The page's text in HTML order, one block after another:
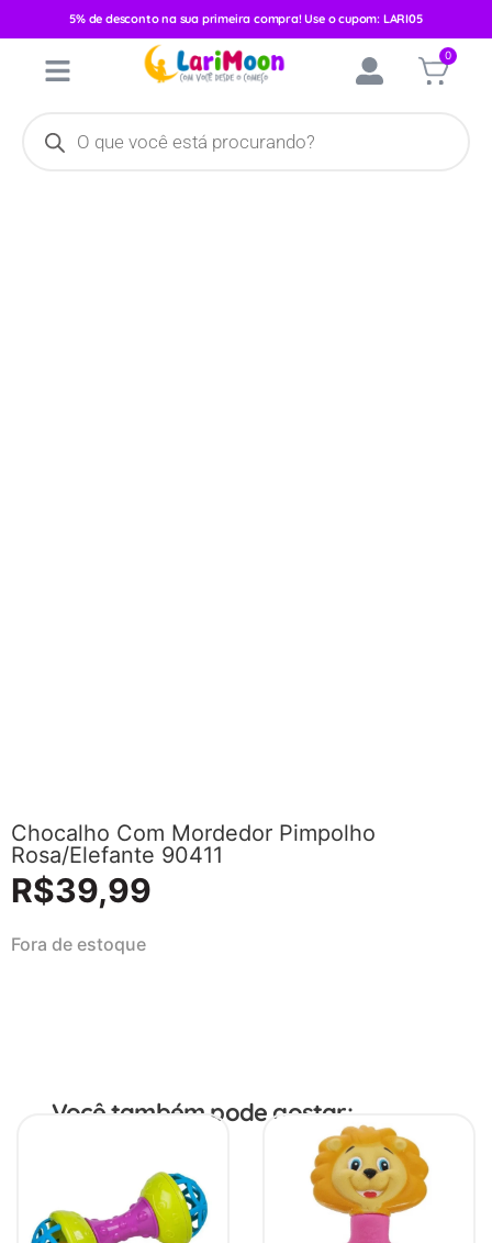
5% de desconto na sua primeira compra! Use o cupom: LARI05
0
Acessórios/ Brinquedos e Pelúcias
Chocalhos e
Mordedores
/ Chocalho Com Mordedor Pimpolho Rosa/Elefante
Chocalho Com Mordedor Pimpolho
Rosa/Elefante 90411
R$39,99
Fora de estoque
Você também pode gostar: